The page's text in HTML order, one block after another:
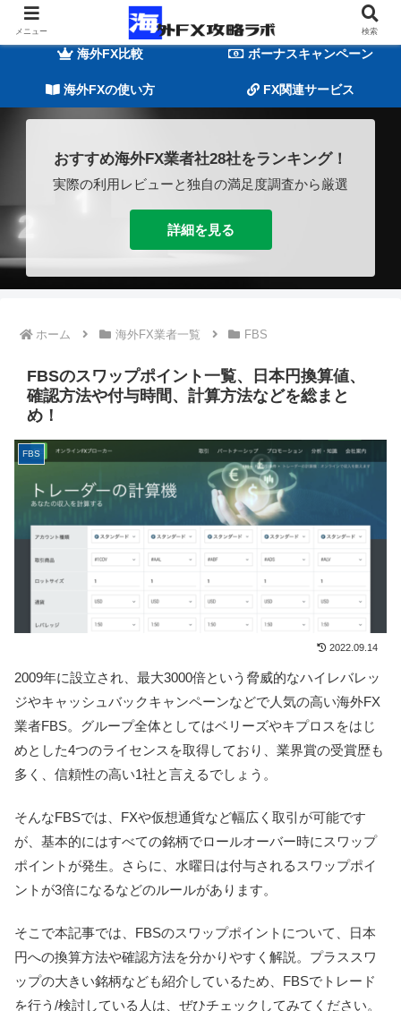
海外FXの基礎知識
海外FX比較 ボーナスキャンペーン
海外FXの使い方 FX関連サービス
おすすめ海外FX業者社28社をランキング！
実際の利用レビューと独自の満足度調査から厳選
詳細を見る
ホーム 海外FX業者一覧 FBS
FBSのスワップポイント一覧、日本円換算値、
確認方法や付与時間、計算方法などを総まと
め！
FBS
2022.09.14
2009年に設立され、最大3000倍という脅威的なハイレバレッ
ジやキャッシュバックキャンペーンなどで人気の高い海外FX
業者FBS。グループ全体としてはベリーズやキプロスをはじ
めとした4つのライセンスを取得しており、業界賞の受賞歴も
多く、信頼性の高い1社と言えるでしょう。
そんなFBSでは、FXや仮想通貨など幅広く取引が可能です
が、基本的にはすべての銘柄でロールオーバー時にスワップ
ポイントが発生。さらに、水曜日は付与されるスワップポイ
ントが3倍になるなどのルールがあります。
そこで本記事では、FBSのスワップポイントについて、日本
円への換算方法や確認方法を分かりやすく解説。プラススワ
ップの大きい銘柄なども紹介しているため、FBSでトレード
を行う/検討している人は、ぜひチェックしてみてください。
メニュー 検索